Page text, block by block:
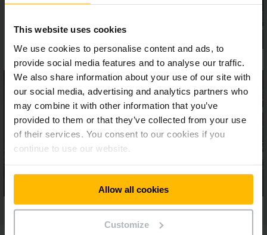
This website uses cookies
We use cookies to personalise content and ads, to
provide social media features and to analyse our traffic.
We also share information about your use of our site with
our social media, advertising and analytics partners who
may combine it with other information that you’ve
provided to them or that they’ve collected from your use
of their services. You consent to our cookies if you
continue to use our website.
Allow all cookies
Customize